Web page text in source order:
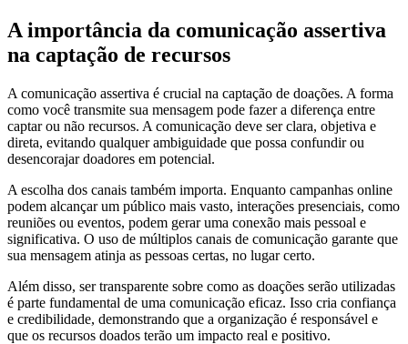
A importância da comunicação assertiva
na captação de recursos
A comunicação assertiva é crucial na captação de doações. A forma
como você transmite sua mensagem pode fazer a diferença entre
captar ou não recursos. A comunicação deve ser clara, objetiva e
direta, evitando qualquer ambiguidade que possa confundir ou
desencorajar doadores em potencial.
A escolha dos canais também importa. Enquanto campanhas online
podem alcançar um público mais vasto, interações presenciais, como
reuniões ou eventos, podem gerar uma conexão mais pessoal e
significativa. O uso de múltiplos canais de comunicação garante que
sua mensagem atinja as pessoas certas, no lugar certo.
Além disso, ser transparente sobre como as doações serão utilizadas
é parte fundamental de uma comunicação eficaz. Isso cria confiança
e credibilidade, demonstrando que a organização é responsável e
que os recursos doados terão um impacto real e positivo.